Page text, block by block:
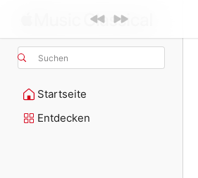
Suchen
Startseite
Entdecken